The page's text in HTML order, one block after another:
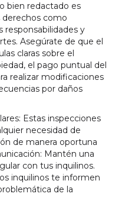
bien redactado es
derechos como
responsabilidades y
Asegúrate de que el
claras sobre el
el pago puntual del
realizar modificaciones
por daños
Estas inspecciones
necesidad de
de manera oportuna
Mantén una
con tus inquilinos.
inquilinos te informen
de la